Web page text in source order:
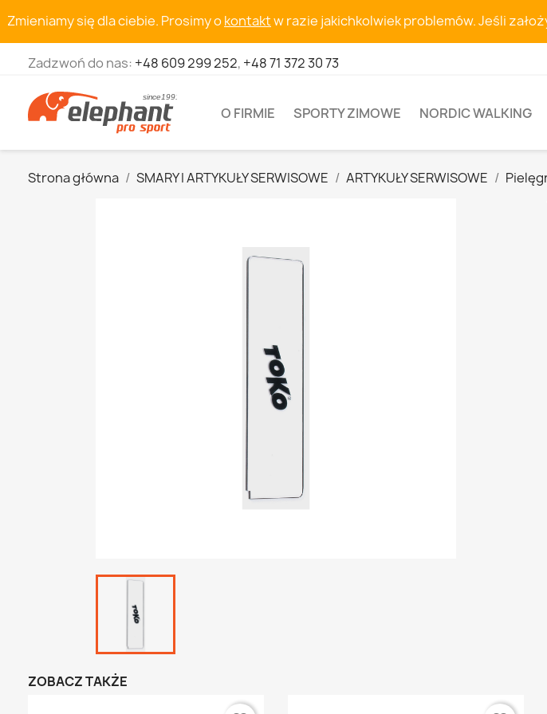
Zmieniamy się dla ciebie. Prosimy okontaktw razie jakichkolwiek problemów. Jeśli
Zadzwoń do nas: +48 609 299 252, +48 71 372 30 73
O FIRMIE SPORTY ZIMOWE NORDIC WALKING
Strona główna SMARY I ARTYKUŁY SERWISOWE ARTYKUŁY SERWISOWE
ZOBACZ TAKŻE